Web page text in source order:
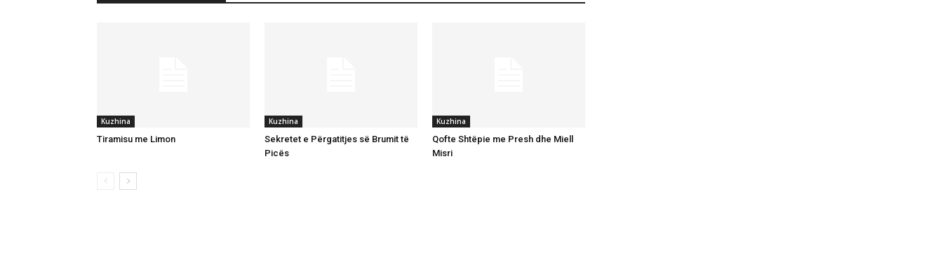
Kuzhina
Tiramisu me Limon
Kuzhina
Sekretet e Përgatitjes së Brumit të
Picës
Kuzhina
Qofte Shtëpie me Presh dhe Miell
Misri